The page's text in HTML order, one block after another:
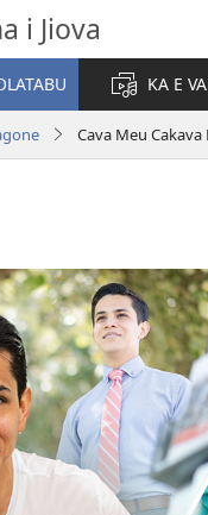
i Jiova
KA E
Cava Meu